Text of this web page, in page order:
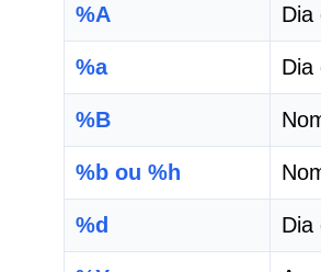
%A Dia
%a Dia
%B
%b ou %h
%d Dia